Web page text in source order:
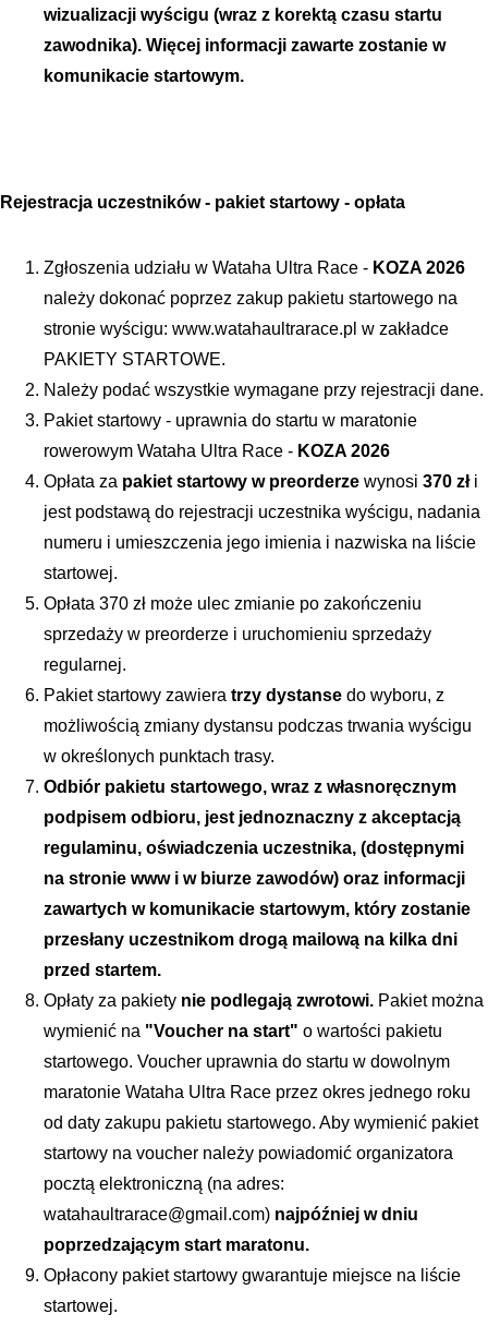
wizualizacji wyścigu (wraz z korektą czasu startu
zawodnika). Więcej informacji zawarte zostanie w
komunikacie startowym.
Rejestracja uczestników - pakiet startowy - opłata
Zgłoszenia udziału w Wataha Ultra Race - KOZA 2026
należy dokonać poprzez zakup pakietu startowego na
stronie wyścigu: www.watahaultrarace.pl w zakładce
PAKIETY STARTOWE.
Należy podać wszystkie wymagane przy rejestracji dane.
Pakiet startowy - uprawnia do startu w maratonie
rowerowym Wataha Ultra Race - KOZA 2026
Opłata za pakiet startowy w preorderze wynosi 370 zł i
jest podstawą do rejestracji uczestnika wyścigu, nadania
numeru i umieszczenia jego imienia i nazwiska na liście
startowej.
Opłata 370 zł może ulec zmianie po zakończeniu
sprzedaży w preorderze i uruchomieniu sprzedaży
regularnej.
Pakiet startowy zawiera trzy dystanse do wyboru, z
możliwością zmiany dystansu podczas trwania wyścigu
w określonych punktach trasy.
Odbiór pakietu startowego, wraz z własnoręcznym
podpisem odbioru, jest jednoznaczny z akceptacją
regulaminu, oświadczenia uczestnika, (dostępnymi
na stronie www i w biurze zawodów) oraz informacji
zawartych w komunikacie startowym, który zostanie
przesłany uczestnikom drogą mailową na kilka dni
przed startem.
Opłaty za pakiety nie podlegają zwrotowi. Pakiet można
wymienić na "Voucher na start" o wartości pakietu
startowego. Voucher uprawnia do startu w dowolnym
maratonie Wataha Ultra Race przez okres jednego roku
od daty zakupu pakietu startowego. Aby wymienić pakiet
startowy na voucher należy powiadomić organizatora
pocztą elektroniczną (na adres:
watahaultrarace@gmail.com) najpóźniej w dniu
poprzedzającym start maratonu.
Opłacony pakiet startowy gwarantuje miejsce na liście
startowej.